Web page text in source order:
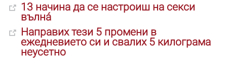
13 начина да се настроиш на секси
вълна́
Направих тези 5 промени в
ежедневието си и свалих 5 килограма
неусетно